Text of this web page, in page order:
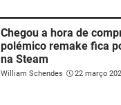
Chegou a hora de
polémico remake fica
na Steam
William Schendes 22 março